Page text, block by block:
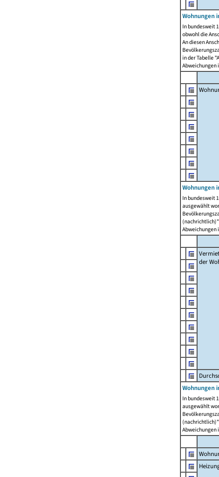
Wohnungen
In bundesweit
obwohl die
An diesen
in der Tabelle
Abweichungen
Wohnungen
In bundesweit
ausgewählt
Abweichungen
der
Wohnungen
In bundesweit
ausgewählt
Abweichungen